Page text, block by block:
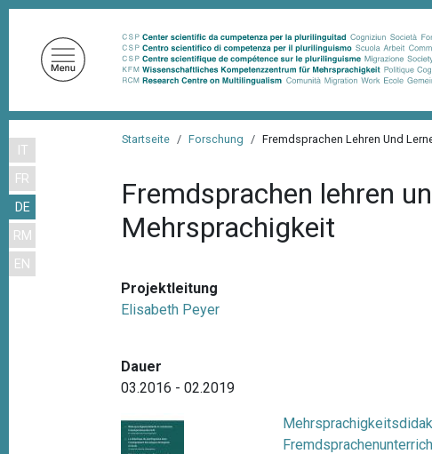
D
IT
FR
DE
RM
EN
Startseite Forschung Fremdsprachen Lehren Und
Fremdsprachen lehren
Mehrsprachigkeit
Projektleitung
Elisabeth Peyer
Dauer
03.2016 - 02.2019